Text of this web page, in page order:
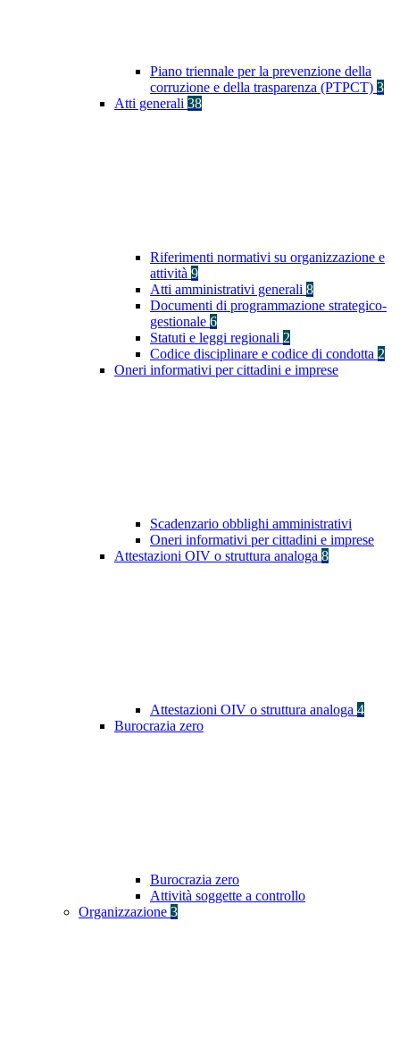
Piano triennale per la prevenzione della
corruzione e della trasparenza (PTPCT) 3
Atti generali 38
Riferimenti normativi su organizzazione e
attività 9
Atti amministrativi generali 8
Documenti di programmazione strategico-
gestionale 6
Statuti e leggi regionali 2
Codice disciplinare e codice di condotta 2
Oneri informativi per cittadini e imprese
Scadenzario obblighi amministrativi
Oneri informativi per cittadini e imprese
Attestazioni OIV o struttura analoga 8
Attestazioni OIV o struttura analoga 4
Burocrazia zero
Burocrazia zero
Attività soggette a controllo
Organizzazione 3